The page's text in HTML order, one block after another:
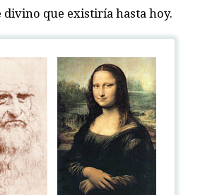
que existiría hasta hoy.